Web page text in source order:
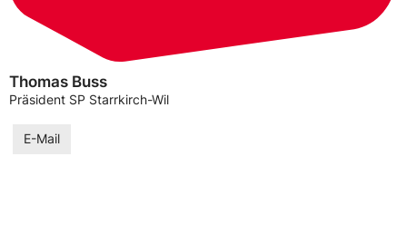
Thomas Buss
Präsident SP Starrkirch-Wil
E-Mail